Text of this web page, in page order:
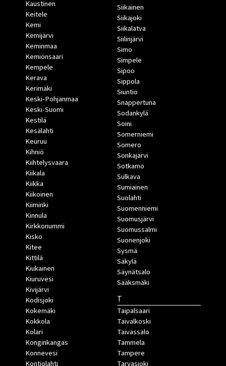
Kaustinen
Keitele
Kemi
Kemijärvi
Keminmaa
Kemiönsaari
Kempele
Kerava
Kerimäki
Keski-Pohjanmaa
Keski-Suomi
Kestilä
Kesälahti
Keuruu
Kihniö
Kiihtelysvaara
Kiikala
Kiikka
Kiikoinen
Kiiminki
Kinnula
Kirkkonummi
Kisko
Kitee
Kittilä
Kiukainen
Kiuruvesi
Kivijärvi
Kodisjoki
Kokemäki
Kokkola
Kolari
Konginkangas
Konnevesi
Kontiolahti
Siikainen
Siikajoki
Siikalatva
Siilinjärvi
Simo
Simpele
Sipoo
Sippola
Siuntio
Snappertuna
Sodankylä
Soini
Somerniemi
Somero
Sonkajärvi
Sotkamo
Sulkava
Sumiainen
Suolahti
Suomenniemi
Suomusjärvi
Suomussalmi
Suonenjoki
Sysmä
Säkylä
Säynätsalo
Sääksmäki
T
Taipalsaari
Taivalkoski
Taivassalo
Tammela
Tampere
Tarvasjoki